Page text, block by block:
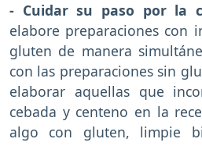
- Cuidar su paso por la
elabore preparaciones con
gluten de manera
con las preparaciones sin
elaborar aquellas que
cebada y centeno en la
algo con gluten, limpie